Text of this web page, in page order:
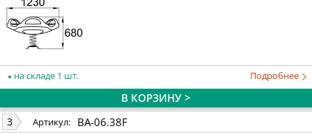
на складе 1 шт. Подробнее
В КОРЗИНУ >
3 Артикул: BA-06.38F